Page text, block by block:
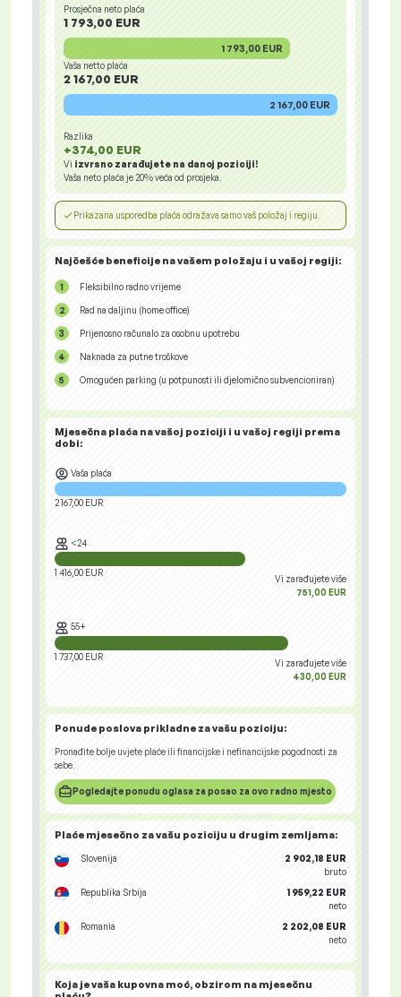
Prosječna neto plaća
1 793,00 EUR
1 793,00 EUR
Vaša netto plaća
2 167,00 EUR
2 167,00 EUR
Razlika
+374,00 EUR
Vi izvrsno zarađujete na danoj poziciji!
Vaša neto plaća je20%veća od prosjeka.
Prikazana usporedba plaća odražava samo vaš položaj i regiju.
Najčešće beneficije na vašem položaju i u vašoj regiji:
Fleksibilno radno vrijeme
Rad na daljinu (home office)
Prijenosno računalo za osobnu upotrebu
Naknada za putne troškove
Omogućen parking (u potpunosti ili djelomično subvencioniran)
Mjesečna plaća na vašoj poziciji i u vašoj regiji prema
dobi:
Vaša plaća
2 167,00 EUR
<24
1 416,00 EUR
Vi zarađujete više
751,00 EUR
55+
1 737,00 EUR
Vi zarađujete više
430,00 EUR
Ponude poslova prikladne za vašu poziciju:
Pronađite bolje uvjete plaće ili financijske i nefinancijske pogodnosti za
sebe.
Pogledajte ponudu oglasa za posao za ovo radno mjesto
Plaće mjesečno za vašu poziciju u drugim zemljama:
Slovenija
2 902,18 EUR
bruto
Republika Srbija
1 959,22 EUR
neto
Romania
2 202,08 EUR
neto
Koja je vaša kupovna moć, obzirom na mjesečnu